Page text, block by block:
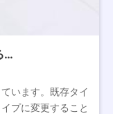
…
います。既存タイ
プに変更すること